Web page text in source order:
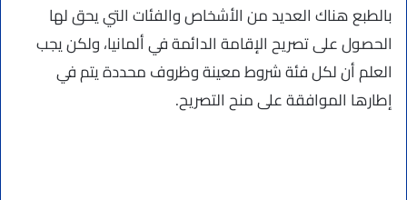
بالطبع هناك العديد من الأشخاص والفئات التي يحق لها
الحصول على تصريح الإقامة الدائمة في ألمانيا، ولكن يجب
العلم أن لكل فئة شروط معينة وظروف محددة يتم في
إطارها الموافقة على منح التصريح.